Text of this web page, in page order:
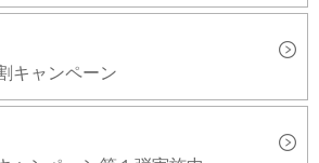
キャンペーン